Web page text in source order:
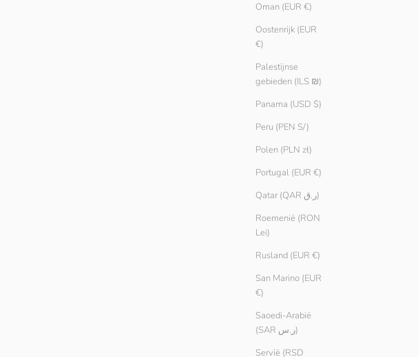
Oman (EUR €)
Oostenrijk (EUR
€)
Palestijnse
gebieden (ILS ₪)
Panama (USD $)
Peru (PEN S/)
Polen (PLN zł)
Portugal (EUR €)
Qatar (QAR ر.ق)
Roemenië (RON
Lei)
Rusland (EUR €)
San Marino (EUR
€)
Saoedi-Arabië
(SAR ر.س)
Servië (RSD